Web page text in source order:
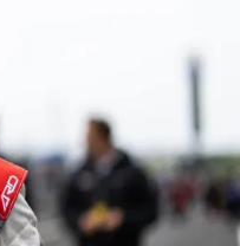
Veslování
Vodní slalom
Volejbal
Ostatní